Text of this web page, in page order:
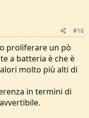
#16
proliferare un pò
a batteria è che è
molto più alti di
in termini di